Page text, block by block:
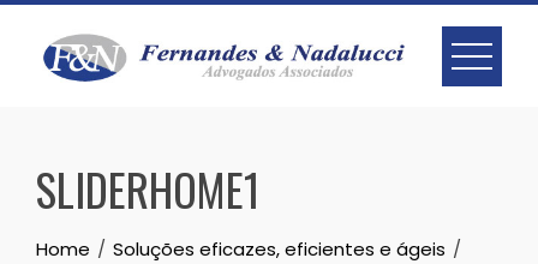
Skip
content
SLIDERHOME1
Home
Soluções eficazes, eficientes e ágeis